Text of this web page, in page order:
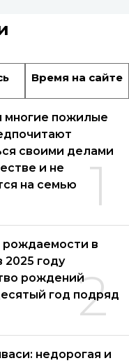
Время на сайте
1
многие пожилые
своими делами
и не
на семью
2
в
2025 году
рождений
год подряд
недорогая и